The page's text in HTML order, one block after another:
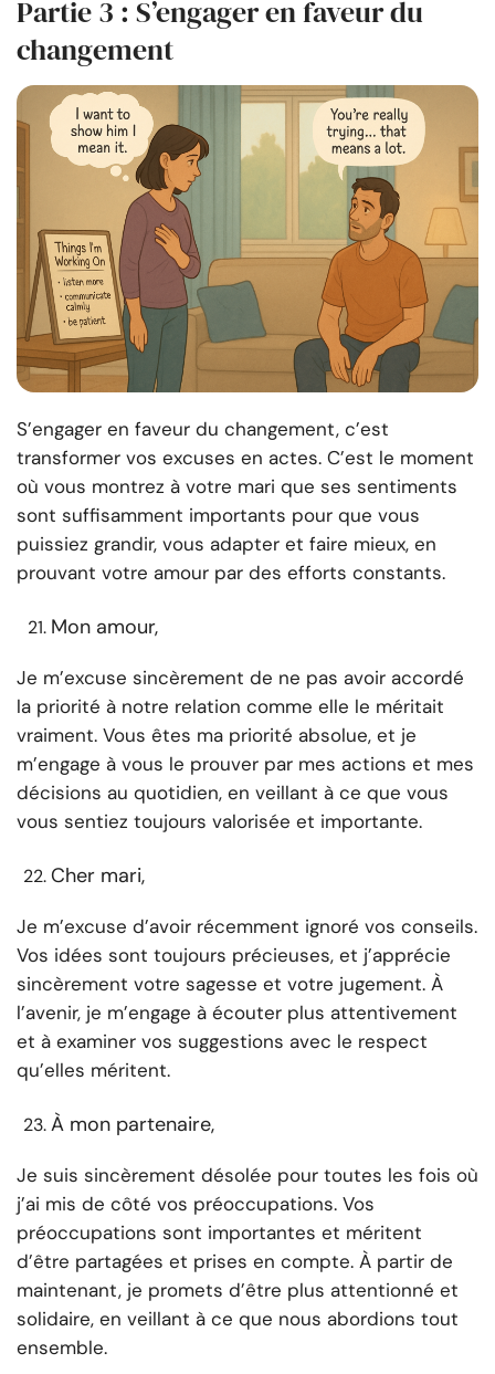
Partie 3 : S’engager en faveur du
changement
S’engager en faveur du changement, c’est
transformer vos excuses en actes. C’est le moment
où vous montrez à votre mari que ses sentiments
sont suffisamment importants pour que vous
puissiez grandir, vous adapter et faire mieux, en
prouvant votre amour par des efforts constants.
Mon amour,
Je m’excuse sincèrement de ne pas avoir accordé
la priorité à notre relation comme elle le méritait
vraiment. Vous êtes ma priorité absolue, et je
m’engage à vous le prouver par mes actions et mes
décisions au quotidien, en veillant à ce que vous
vous sentiez toujours valorisée et importante.
Cher mari,
Je m’excuse d’avoir récemment ignoré vos conseils.
Vos idées sont toujours précieuses, et j’apprécie
sincèrement votre sagesse et votre jugement. À
l’avenir, je m’engage à écouter plus attentivement
et à examiner vos suggestions avec le respect
qu’elles méritent.
À mon partenaire,
Je suis sincèrement désolée pour toutes les fois où
j’ai mis de côté vos préoccupations. Vos
préoccupations sont importantes et méritent
d’être partagées et prises en compte. À partir de
maintenant, je promets d’être plus attentionné et
solidaire, en veillant à ce que nous abordions tout
ensemble.